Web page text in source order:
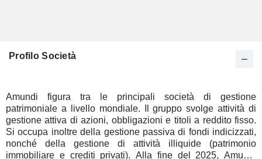
Profilo Società
Amundi figura tra le principali società di gestione
patrimoniale a livello mondiale. Il gruppo svolge attività di
gestione attiva di azioni, obbligazioni e titoli a reddito fisso.
Si occupa inoltre della gestione passiva di fondi indicizzati,
nonché della gestione di attività illiquide (patrimonio
immobiliare e crediti privati). Alla fine del 2025, Amundi